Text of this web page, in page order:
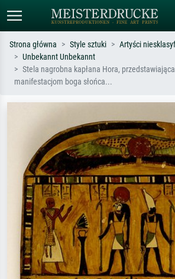
Wyszukiwanie standardowe
Szukaj wg artysty, tytułu lub stylu – np.
Strona główna Style sztuki
Artyści
Unbekannt Unbekannt
Stela nagrobna kapłana Hora,
manifestacjom boga słońca...